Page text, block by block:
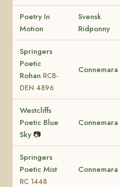
Poetry In
Motion
Svensk
Ridponny
Springers
Poetic
Rohan RCB-
DEN 4896
Connemara
Westcliffs
Poetic Blue
Sky 📷
Connemara
Springers
Poetic Mist
RC 1448
Connemara